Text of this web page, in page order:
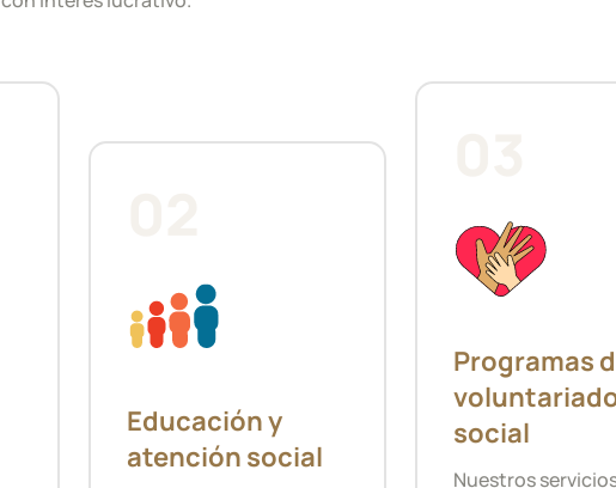
Educación y
atención social
Programas
social
Nuestros